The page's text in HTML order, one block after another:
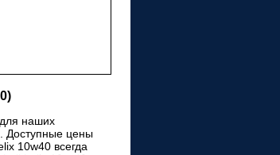
наших
Доступные цены
10w40 всегда